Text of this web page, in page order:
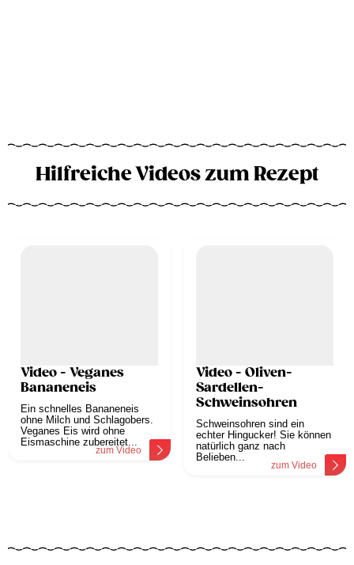
Hilfreiche Videos zum Rezept
Video - Veganes
Bananeneis
Ein schnelles Bananeneis
ohne Milch und Schlagobers.
Veganes Eis wird ohne
Eismaschine zubereitet...
zum Video
Video - Oliven-
Sardellen-
Schweinsohren
Schweinsohren sind ein
echter Hingucker! Sie können
natürlich ganz nach
Belieben...
zum Video